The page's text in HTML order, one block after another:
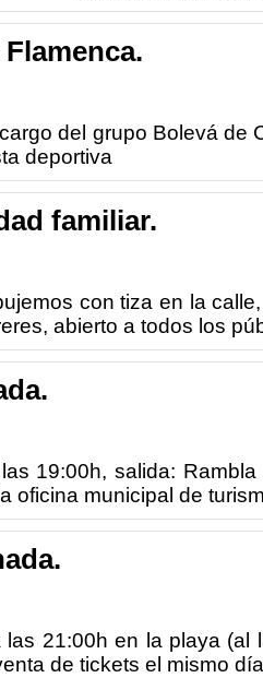
del grupo Bolevá de
deportiva
familiar.
con tiza en la
abierto a todos los
19:00h, salida:
oficina municipal de
las 21:00h en la playa (al
de tickets el mismo